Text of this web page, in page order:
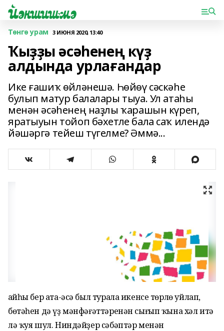
Төнгө урам 3 ИЮНЯ 2020, 13:40
Ҡыҙҙы әсәһенең күҙ
алдында урлағандар
Ике ғашиҡ өйләнешә. Һөйөү сәскәһе
булып матур балалары тыуа. Ул атаһы
менән әсәһенең наҙлы ҡарашын күреп,
яратыуын тойоп бәхетле бала саҡ илендә
йәшәргә тейеш түгелме? Әммә...
Ҡайһы бер ата-әсә был турала икенсе төрлө уйлап,
бөтәһен дә үҙ мәнфәғәттәренән сығып ҡына хәл итә
лә ҡуя шул. Ниндәйҙер сәбәптәр менән